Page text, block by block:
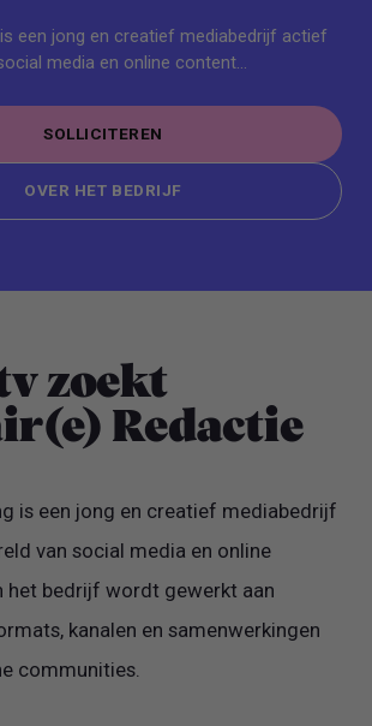
een jong en creatief mediabedrijf actief
media en online content...
SOLLICITEREN
SOLLICITEREN
OVER HET BEDRIJF
zoekt
Redactie
is een jong en creatief mediabedrijf
van social media en online
het bedrijf wordt gewerkt aan
kanalen en samenwerkingen
communities.